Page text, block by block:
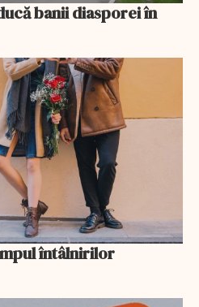
banii diasporei în
întâlnirilor